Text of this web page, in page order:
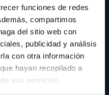
funciones de redes
compartimos
del sitio web con
publicidad y análisis
con otra información
hayan recopilado a
sus servicios.
y ofertas.